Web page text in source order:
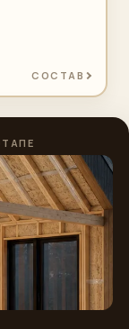
СОСТАВ